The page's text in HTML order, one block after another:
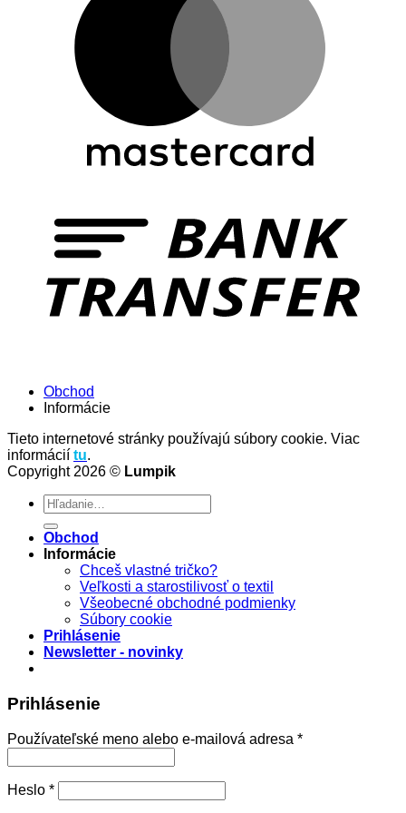
Obchod
Informácie
Tieto internetové stránky používajú súbory cookie. Viac
informácií tu.
Copyright 2026 © Lumpik
Hľadať:
Obchod
Informácie
Chceš vlastné tričko?
Veľkosti a starostilivosť o textil
Všeobecné obchodné podmienky
Súbory cookie
Prihlásenie
Newsletter - novinky
Prihlásenie
Používateľské meno alebo e-mailová adresa *Povinné
Heslo *Povinné